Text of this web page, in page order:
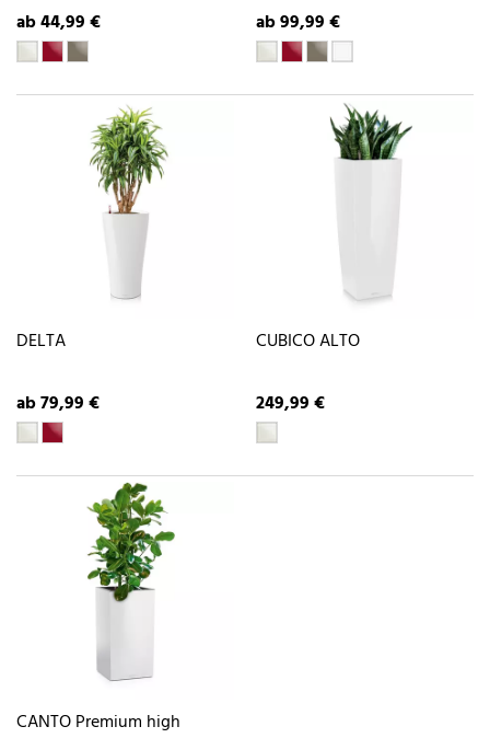
ab 44,99 € ab 99,99 €
DELTA
ab 79,99 €
CUBICO ALTO
249,99 €
CANTO Premium high